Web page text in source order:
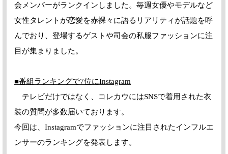
会メンバーがランクインしました。毎週女優やモデルなど
女性タレントが恋愛を赤裸々に語るリアリティが話題を呼
んでおり、登場するゲストや司会の私服ファッションに注
目が集まりました。
■番組ランキングで7位にInstagram
テレビだけではなく、コレカウにはSNSで着用された衣
装の質問が多数届いております。
今回は、Instagramでファッションに注目されたインフルエ
ンサーのランキングを発表します。